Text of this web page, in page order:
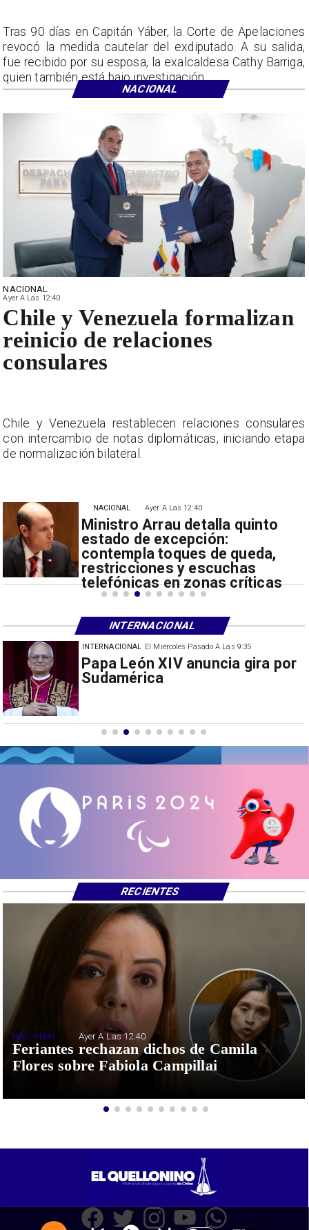
El Miércoles Pasado A Las 9:35
China restringe exportación de
drones a EEUU y sanciona
INTERNACIONAL
Ayer A Las 12:40
Ministro Arrau detalla quinto
estado de excepción:
contempla toques de queda,
restricciones y escuchas
telefónicas en zonas críticas
NACIONAL
NACIONAL
Ayer A Las 12:40
Chile y Venezuela formalizan
reinicio de relaciones
consulares
Chile y Venezuela restablecen relaciones consulares
con intercambio de notas diplomáticas, iniciando etapa
de normalización bilateral.
Tras 90 días en Capitán Yáber, la Corte de Apelaciones
revocó la medida cautelar del exdiputado. A su salida,
fue recibido por su esposa, la exalcaldesa Cathy Barriga,
quien también está bajo investigación.
NACIONAL
INTERNACIONAL
Feriantes rechazan dichos de Camila
Flores sobre Fabiola Campillai
NACIONAL Ayer A Las 12:40
RECIENTES